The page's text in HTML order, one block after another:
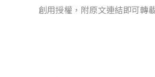
創用授權，附原文連結即可轉